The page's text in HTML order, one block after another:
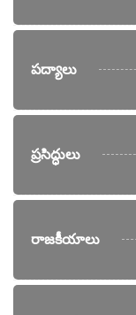
పద్యాలు
ప్రసిద్ధులు
రాజకీయాలు